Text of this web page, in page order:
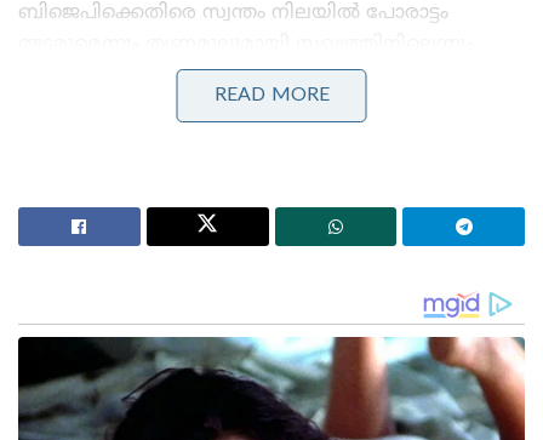
ബിജെപിക്കെതിരെ സ്വന്തം നിലയിൽ പോരാട്ടം
ഇടതുമുന്നണി പ്രഖ്യാപിച്ചു.
ടി. ജി. മോഹൻദാസിന് ജാമ്യം
നുഴഞ്ഞുകയറ്റക്കാരനെ ബിഎസ്എഫ് പിടികൂടിയതിന്
സുവേന്ദു അധികാരി മുഖ്യമന്ത്രിയായി സത്യപ്രതിജ്ഞ
ചെയ്തതിന് പിന്നാലെയാണ് മമത പ്രതിപക്ഷ ഐക്യ
ആഹ്വാനം നടത്തിയത്. ബിജെപിയുടെ
READ MORE